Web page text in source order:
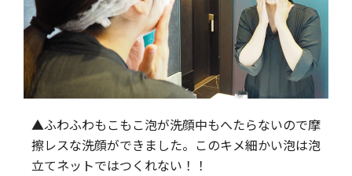
▲ふわふわもこもこ泡が洗顔中もへたらないので摩
擦レスな洗顔ができました。このキメ細かい泡は泡
立てネットではつくれない！！